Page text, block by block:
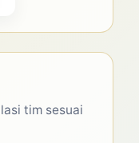
tim sesuai